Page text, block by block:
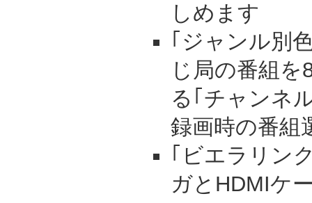
しめます
｢ジャンル別
じ局の番組
る｢チャンネ
録画時の番組
｢ビエラリン
ガとHDMIケ